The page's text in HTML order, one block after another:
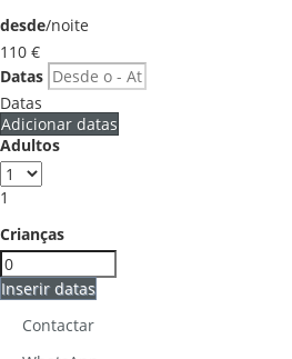
desde/noite
110 €
Datas
Datas
Adicionar datas
Adultos
1
Crianças
Inserir datas
Contactar